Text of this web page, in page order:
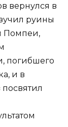
вернулся в
руины
Помпеи,
погибшего
и в